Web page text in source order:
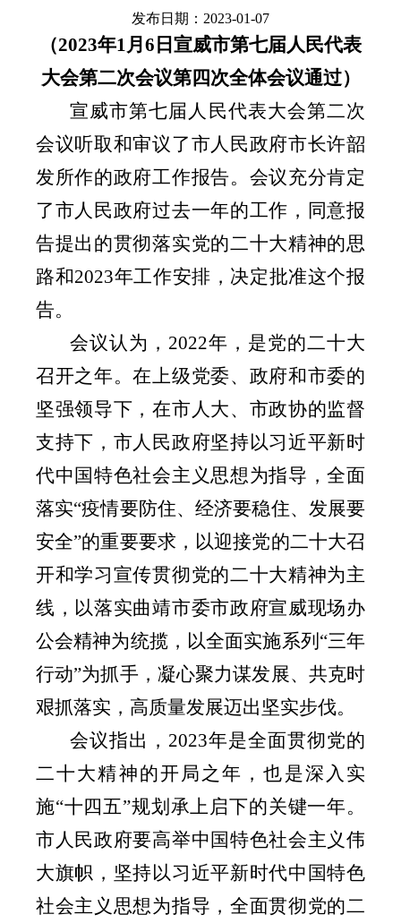
发布日期：2023-01-07
（2023年1月 6 日宣威市第七届人民代表
大会第二次会议第四次全体会议通过）
宣威市第七届人民代表大会第二次
会议听取和审议了市人民政府市长许韶
发所作的政府工作报告。会议充分肯定
了市人民政府过去一年的工作，同意报
告提出的贯彻落实党的二十大精神的思
路和2023年工作安排，决定批准这个报
告。
会议认为， 2022年，是党的二十大
召开之年。在上级党委、政府和市委的
坚强领导下，在市人大、市政协的监督
支持下，市人民政府坚持以习近平新时
代中国特色社会主义思想为指导，全面
落实“疫情要防住、经济要稳住、发展要
安全”的重要要求，以迎接党的二十大召
开和学习宣传贯彻党的二十大精神为主
线，以落实曲靖市委市政府宣威现场办
公会精神为统揽，以全面实施系列“三年
行动”为抓手，凝心聚力谋发展、共克时
艰抓落实，高质量发展迈出坚实步伐。
会议指出， 2023年是全面贯彻党的
二十大精神的开局之年，也是深入实
施“十四五”规划承上启下的关键一年。
市人民政府要高举中国特色社会主义伟
大旗帜，坚持以习近平新时代中国特色
社会主义思想为指导，全面贯彻党的二